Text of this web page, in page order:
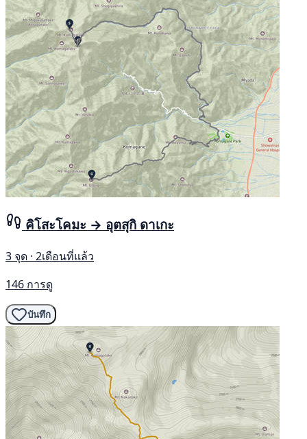
คิโสะโคมะ → อุตสุกิ ดาเกะ
3 จุด · 2เดือนที่แล้ว
146 การดู
บันทึก